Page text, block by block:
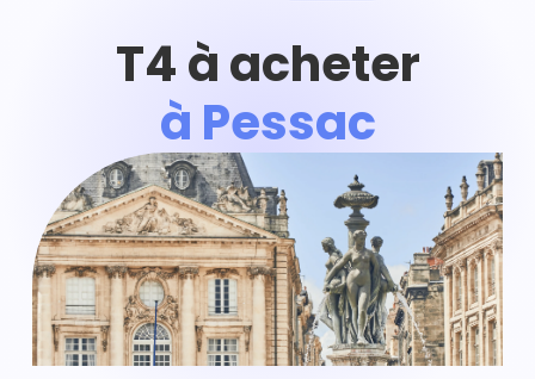
T4 à acheter
à Pessac